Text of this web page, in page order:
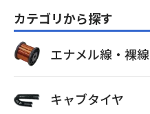
カテゴリから探す
エナメル線・裸線
キャブタイヤ